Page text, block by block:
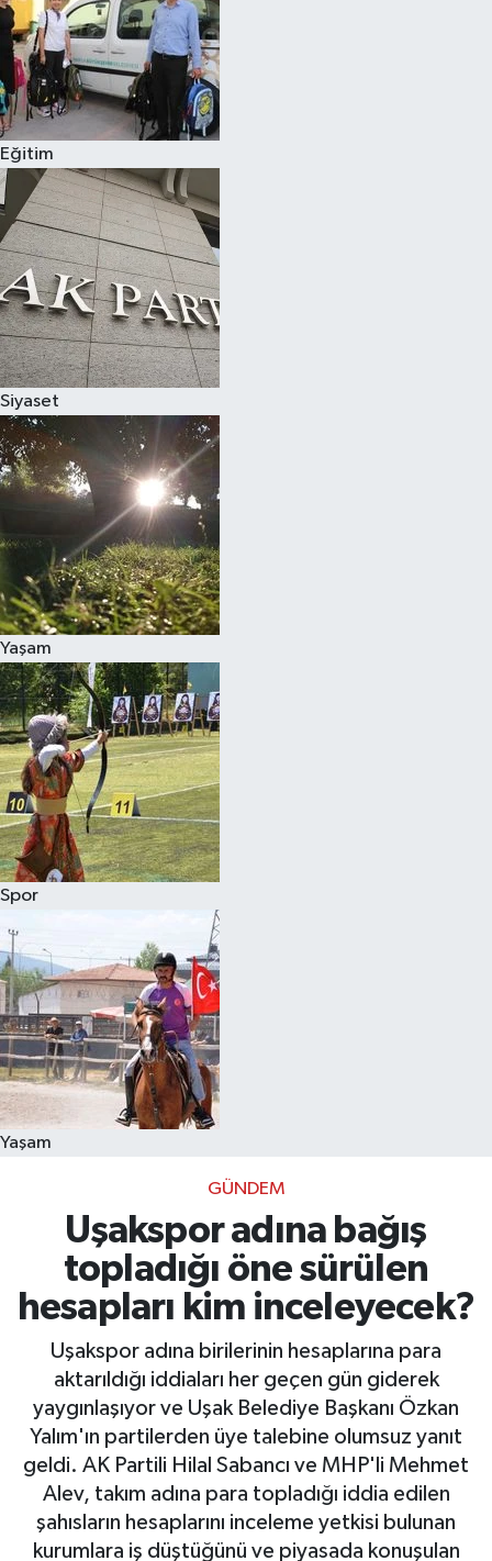
Eğitim
Siyaset
Yaşam
Spor
Yaşam
GÜNDEM
Uşakspor adına bağış
topladığı öne sürülen
hesapları kim inceleyecek?
Uşakspor adına birilerinin hesaplarına para
aktarıldığı iddiaları her geçen gün giderek
yaygınlaşıyor ve Uşak Belediye Başkanı Özkan
Yalım'ın partilerden üye talebine olumsuz yanıt
geldi. AK Partili Hilal Sabancı ve MHP'li Mehmet
Alev, takım adına para topladığı iddia edilen
şahısların hesaplarını inceleme yetkisi bulunan
kurumlara iş düştüğünü ve piyasada konuşulan